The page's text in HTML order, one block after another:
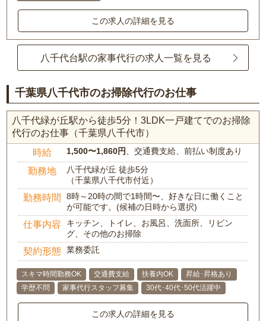
この求人の詳細を見る
八千代台駅の家事代行の求人一覧を見る
千葉県八千代市のお掃除代行のお仕事
八千代緑が丘駅から徒歩5分！3LDK一戸建てでのお掃除
代行のお仕事（千葉県八千代市）
時給 1,500〜1,860円 、交通費支給、前払い制度あり
勤務地
八千代緑が丘 徒歩5分
（千葉県八千代市付近）
勤務時間
8時～20時の間で1時間〜、好きな日に働くこと
が可能です。(候補の日時から選択)
仕事内容
キッチン、トイレ、お風呂、洗面所、リビン
グ、その他のお掃除
契約形態 業務委託
スキマ時間勤務OK 交通費支給 扶養内OK
昇給･昇格あり
学歴不問
家事代行スタッフ募集 30代･40代･50代活躍中
この求人の詳細を見る